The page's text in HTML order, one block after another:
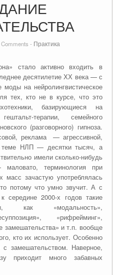
Comments - Практика
стало активно входить в
десятилетие ХХ века — с
на нейролингвистическое
тех, кто не в курсе, что это
базирующиеся на
терапии, семейного
(разговорного) гипноза.
реклама — агрессивной,
теме НЛП — десятки тысяч, а
имели сколько-нибудь
маловато, терминология при
масс зачастую употреблялась
потому что умно звучит. А с
середине 2000-х годов такие
как «модальность»,
«рифрейминг»,
замешательства» и т.п. вообще
кто их использует. Особенно
замешательством. Наверное,
приходит много забавных